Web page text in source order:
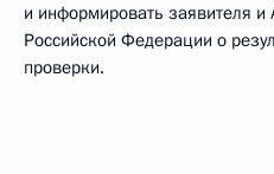
и информировать заявителя
Российской Федерации о
проверки.